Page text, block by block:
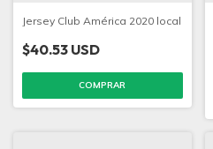
Jersey Club América 2020 local
$40.53 USD
COMPRAR